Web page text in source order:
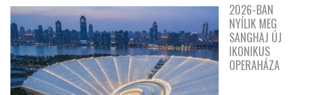
2026-BAN
NYÍLIK MEG
SANGHAJ ÚJ
IKONIKUS
OPERAHÁZA